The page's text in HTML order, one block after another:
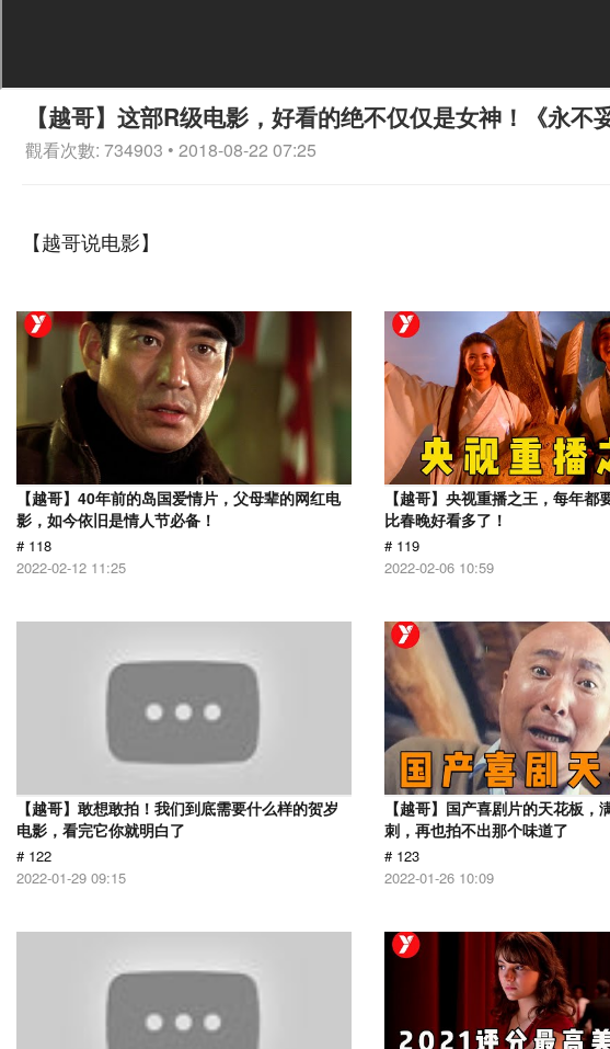
【越哥】这部R级电影，好看的绝不仅仅是女神！《永不
觀看次數: 734903 • 2018-08-22 07:25
【越哥说电影】
【越哥】40年前的岛国爱情片，父母辈的网红电
影，如今依旧是情人节必备！
# 118
2022-02-12 11:25
【越哥】央视重播之王，每年都
比春晚好看多了！
# 119
2022-02-06 10:59
【越哥】敢想敢拍！我们到底需要什么样的贺岁
电影，看完它你就明白了
# 122
2022-01-29 09:15
【越哥】国产喜剧片的天花板，
刺，再也拍不出那个味道了
# 123
2022-01-26 10:09